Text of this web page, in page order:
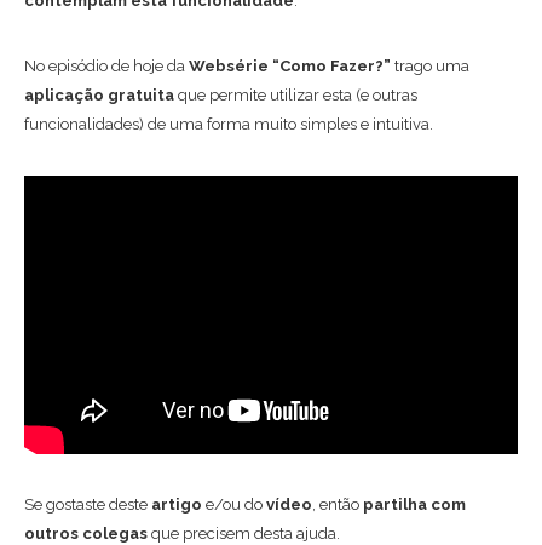
No episódio de hoje da Websérie “Como Fazer?” trago uma
aplicação gratuita que permite utilizar esta (e outras
funcionalidades) de uma forma muito simples e intuitiva.
Se gostaste deste artigo e/ou do vídeo, então partilha com
outros colegas que precisem desta ajuda.